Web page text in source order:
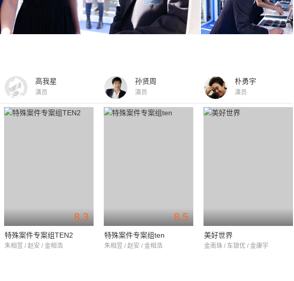
高我星
演员
孙贤周
演员
朴勇宇
演员
8.3
特殊案件专案组TEN2
朱相昱 / 赵安 / 金相浩
8.5
特殊案件专案组ten
朱相昱 / 赵安 / 金相浩
美好世界
金南珠 / 车银优 / 金康宇